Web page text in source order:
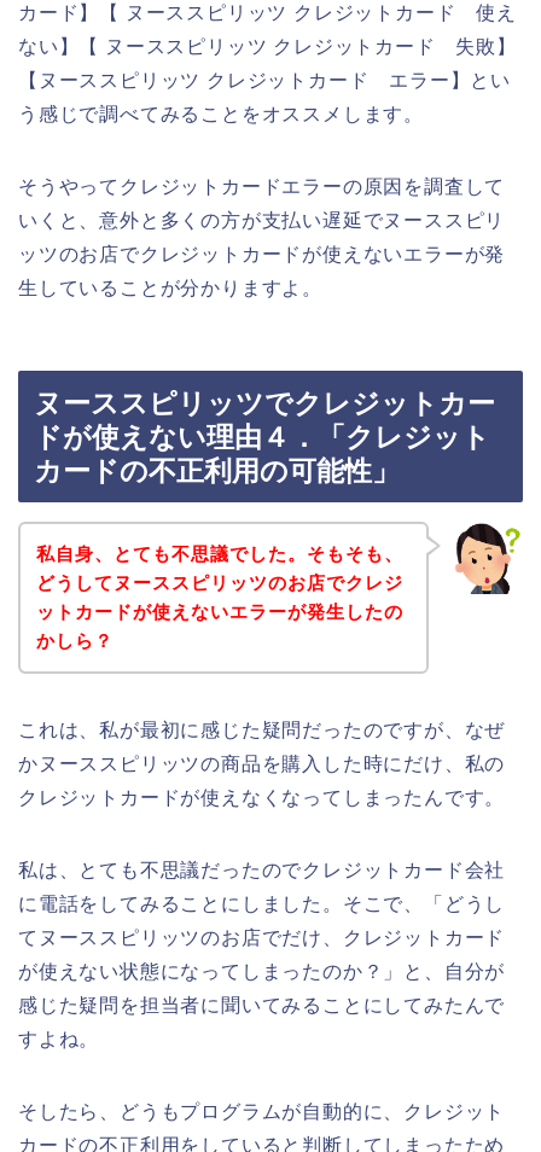
カード】【 ヌーススピリッツ クレジットカード 使え
ない】【 ヌーススピリッツ クレジットカード 失敗】
【ヌーススピリッツ クレジットカード エラー】とい
う感じで調べてみることをオススメします。
そうやってクレジットカードエラーの原因を調査して
いくと、意外と多くの方が支払い遅延でヌーススピリ
ッツのお店でクレジットカードが使えないエラーが発
生していることが分かりますよ。
ヌーススピリッツでクレジットカー
ドが使えない理由４．「クレジット
カードの不正利用の可能性」
私自身、とても不思議でした。そもそも、
どうしてヌーススピリッツのお店でクレジ
ットカードが使えないエラーが発生したの
かしら？
これは、私が最初に感じた疑問だったのですが、なぜ
かヌーススピリッツの商品を購入した時にだけ、私の
クレジットカードが使えなくなってしまったんです。
私は、とても不思議だったのでクレジットカード会社
に電話をしてみることにしました。そこで、「どうし
てヌーススピリッツのお店でだけ、クレジットカード
が使えない状態になってしまったのか？」と、自分が
感じた疑問を担当者に聞いてみることにしてみたんで
すよね。
そしたら、どうもプログラムが自動的に、クレジット
カードの不正利用をしていると判断してしまったため